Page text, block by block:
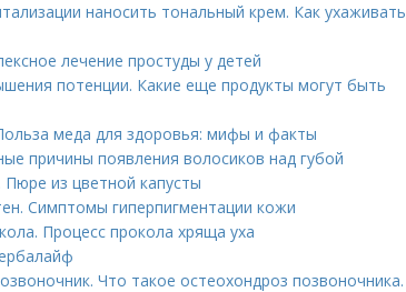
наносить тональный крем. Как ухаживать
лечение простуды у детей
потенции. Какие еще продукты могут быть
меда для здоровья: мифы и факты
причины появления волосиков над губой
из цветной капусты
Симптомы гиперпигментации кожи
Процесс прокола хряща уха
Что такое остеохондроз позвоночника.